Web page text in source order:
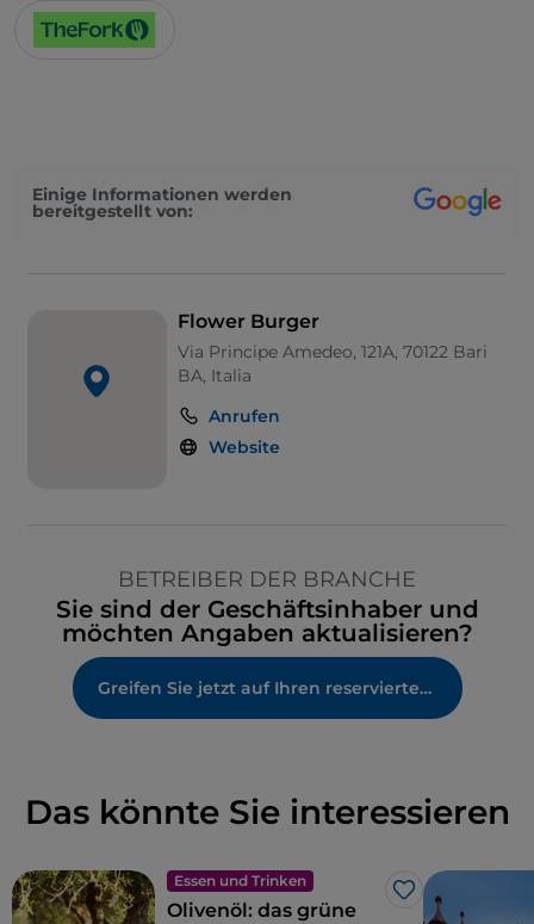
Einige Informationen werden
bereitgestellt von:
Flower Burger
Via Principe Amedeo, 121A, 70122 Bari
BA, Italia
Anrufen
Website
BETREIBER DER BRANCHE
Sie sind der Geschäftsinhaber und
möchten Angaben aktualisieren?
Greifen Sie jetzt auf Ihren reservierten Bereich zu
Das könnte Sie interessieren
Essen und Trinken
Like
Olivenöl: das grüne